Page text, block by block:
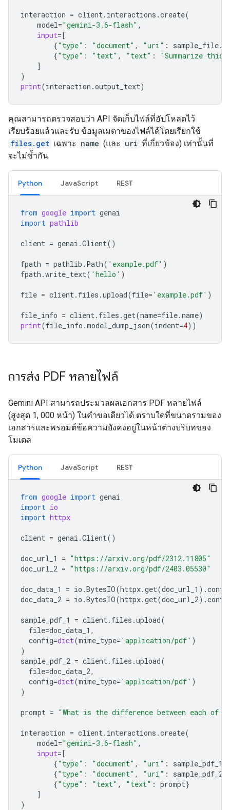
interaction = client. interactions .create(
model="gemini-3.6-flash" ,
input=[
{"type" : "document" , "uri" : sample_file.
{"type" : "text" , "text" :
"Summarize this
]
)
print(interaction .output_text)
คุณสามารถตรวจสอบว่า API จัดเก็บไฟล์ที่อัปโหลดไว้
เรียบร้อยแล้วและรับ ข้อมูลเมตาของไฟล์ได้โดยเรียกใช้
files.get เฉพาะ name (และ uri ที่เกี่ยวข้อง) เท่านั้นที่
จะไม่ซ้ำกัน
Python JavaScript REST
from google import genai
import pathlib
client = genai .Client()
fpath = pathlib . Path( 'example.pdf' )
fpath .write_text( 'hello' )
file = client. files .upload(file= 'example.pdf' )
file_info = client. files .get(name=file.name)
print(file_info .model_dump_json(indent=4))
การส่ง PDF หลายไฟล์
Gemini API สามารถประมวลผลเอกสาร PDF หลายไฟล์
(สูงสุด 1, 000 หน้า) ในคำขอเดียวได้ ตราบใดที่ขนาดรวมของ
เอกสารและพรอมต์ข้อความยังคงอยู่ในหน้าต่างบริบทของ
โมเดล
Python JavaScript REST
from google import genai
import io
import httpx
client = genai .Client()
doc_url_1 = "https://arxiv.org/pdf/2312.11805"
doc_url_2 = "https://arxiv.org/pdf/2403.05530"
doc_data_1 = io .BytesIO(httpx.get(doc_url_1 ) .
doc_data_2 = io .BytesIO(httpx.get(doc_url_2) .
sample_pdf_1 = client. files .upload(
file=doc_data_1 ,
config=dict(mime_type= 'application/pdf' )
)
sample_pdf_2 = client. files .upload(
file=doc_data_2,
config=dict(mime_type= 'application/pdf' )
)
prompt = "What is the difference between each of
interaction = client. interactions .create(
model="gemini-3.6-flash" ,
input=[
{"type" : "document" , "uri" : sample_pdf_1
{"type" : "document" , "uri" : sample_pdf_2
{"type" : "text" , "text" : prompt}
]
)